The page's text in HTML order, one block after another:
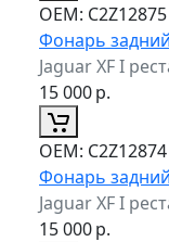
ОЕМ: C2Z12875
Фонарь
Jaguar XF I
15 000р.
ОЕМ: C2Z12874
Фонарь
Jaguar XF I
15 000р.